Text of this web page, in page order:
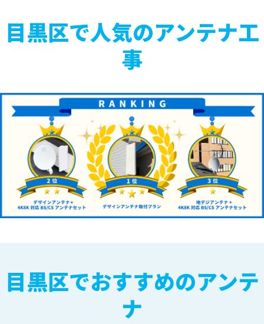
目黒区で人気のアンテナ工
事
目黒区でおすすめのアンテ
ナ